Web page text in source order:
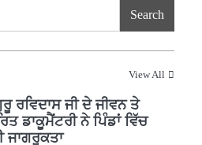
Search
View All
ਰਵਿਦਾਸ ਜੀ ਦੇ ਜੀਵਨ ਤੇ
ਡਾਕੂਮੈਂਟਰੀ ਨੇ ਪਿੰਡਾਂ ਵਿੱਚ
ਜਾਗਰੂਕਤਾ